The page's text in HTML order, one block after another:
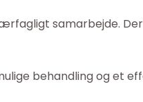
samarbejde.
behandling og et